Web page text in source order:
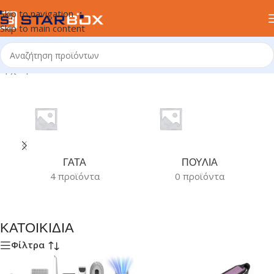
Skip to navigation
Skip to main content
Αρχική σελίδα/ΚΑΤΟΙΚΙΔΙΑ
ΓΑΤΑ
4 προϊόντα
ΠΟΥΛΙΑ
0 προϊόντα
ΚΑΤΟΙΚΙΔΙΑ
Φίλτρα